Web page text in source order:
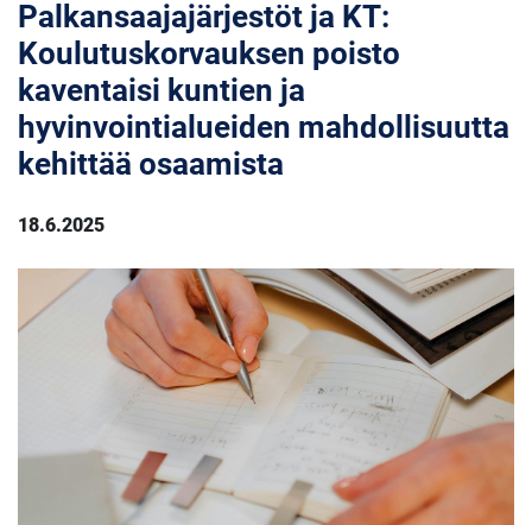
Palkansaajajärjestöt ja KT:
Koulutuskorvauksen poisto
kaventaisi kuntien ja
hyvinvointialueiden mahdollisuutta
kehittää osaamista
18.6.2025